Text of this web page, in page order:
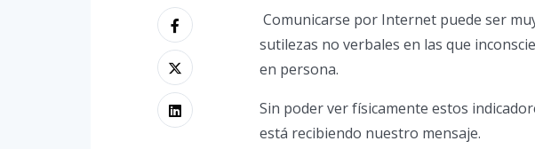
Comunicarse por Internet puede ser
sutilezas no verbales en las que
en persona.
Sin poder ver físicamente estos
está recibiendo nuestro mensaje.